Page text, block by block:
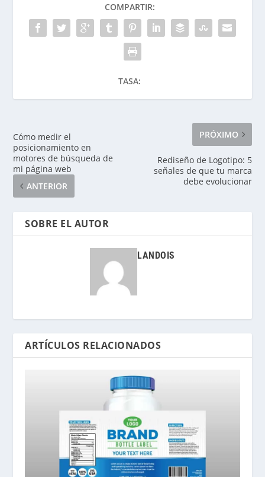
COMPARTIR:
TASA:
Cómo medir el
posicionamiento en
motores de búsqueda de
mi página web
ANTERIOR
PRÓXIMO
Rediseño de Logotipo: 5
señales de que tu marca
debe evolucionar
SOBRE EL AUTOR
LANDOIS
ARTÍCULOS RELACIONADOS